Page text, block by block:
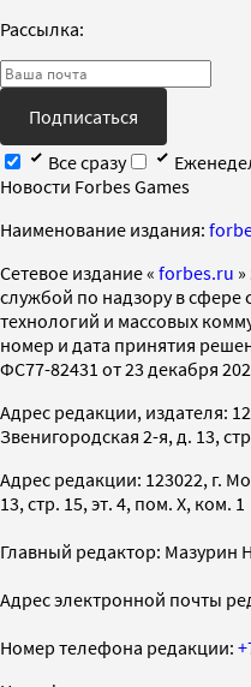
Рассылка:
Подписаться
Все сразу
Новости Forbes Games
Наименование издания:
Cетевое издание « forbes.ru
службой по надзору в
технологий и массовых
номер и дата принятия
ФС77-82431 от 23 декабря
Адрес редакции, издателя:
Звенигородская 2-я, д. 13,
Адрес редакции: 123022, г.
13, стр. 15, эт. 4, пом. X, ком. 1
Главный редактор: Мазурин
Адрес электронной почты
Номер телефона редакции: